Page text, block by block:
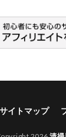
サイトマップ